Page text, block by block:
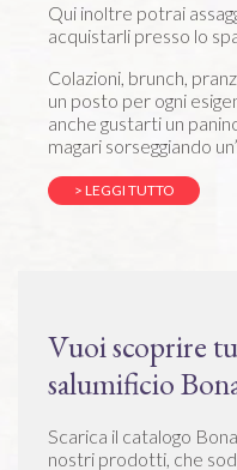
Qui inoltre potrai
acquistarli presso lo
Colazioni, brunch,
un posto per ogni
anche gustarti un
magari sorseggiando
> LEGGI TUTTO
Vuoi scoprire
salumificio
Scarica il catalogo
nostri prodotti, che